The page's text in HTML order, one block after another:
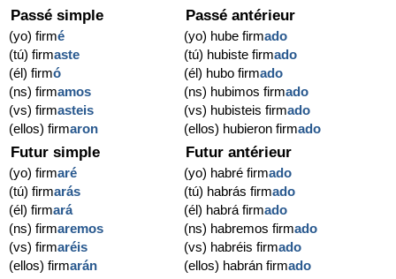
Passé simple
(yo) firmé
(tú) firmaste
(él) firmó
(ns) firmamos
(vs) firmasteis
(ellos) firmaron
Passé antérieur
(yo) hube firmado
(tú) hubiste firmado
(él) hubo firmado
(ns) hubimos firmado
(vs) hubisteis firmado
(ellos) hubieron firmado
Futur simple
(yo) firmaré
(tú) firmarás
(él) firmará
(ns) firmaremos
(vs) firmaréis
(ellos) firmarán
Futur antérieur
(yo) habré firmado
(tú) habrás firmado
(él) habrá firmado
(ns) habremos firmado
(vs) habréis firmado
(ellos) habrán firmado